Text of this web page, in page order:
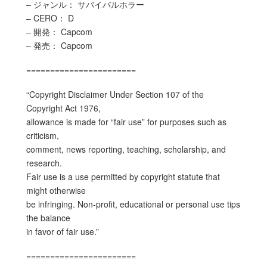
– ジャンル： サバイバルホラー
– CERO： D
– 開発： Capcom
– 発売： Capcom
=======================
“Copyright Disclaimer Under Section 107 of the
Copyright Act 1976,
allowance is made for “fair use” for purposes such as
criticism,
comment, news reporting, teaching, scholarship, and
research.
Fair use is a use permitted by copyright statute that
might otherwise
be infringing. Non-profit, educational or personal use tips
the balance
in favor of fair use.”
=======================